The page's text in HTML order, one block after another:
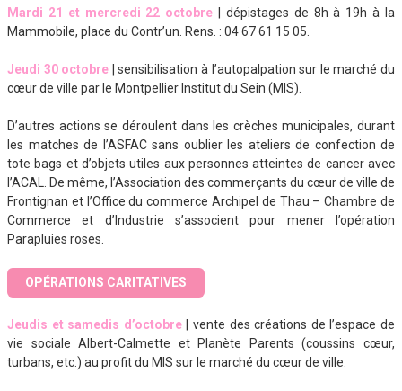
Mardi 21 et mercredi 22 octobre | dépistages de 8h à 19h à la
Mammobile, place du Contr’un. Rens. : 04 67 61 15 05.
Jeudi 30 octobre | sensibilisation à l’autopalpation sur le marché du
cœur de ville par le Montpellier Institut du Sein (MIS).
D’autres actions se déroulent dans les crèches municipales, durant
les matches de l’ASFAC sans oublier les ateliers de confection de
tote bags et d’objets utiles aux personnes atteintes de cancer avec
l’ACAL. De même, l’Association des commerçants du cœur de ville de
Frontignan et l’Office du commerce Archipel de Thau – Chambre de
Commerce et d’Industrie s’associent pour mener l’opération
Parapluies roses.
OPÉRATIONS CARITATIVES
Jeudis et samedis d’octobre| vente des créations de l’espace de
vie sociale Albert-Calmette et Planète Parents (coussins cœur,
turbans, etc.) au profit du MIS sur le marché du cœur de ville.